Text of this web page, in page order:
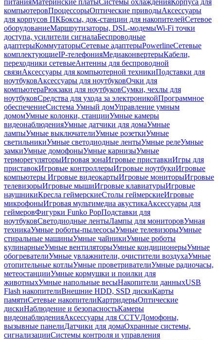
питанияМатеринские платыСистемы охлажденияКорпуса для
компьютеровПроцессорыОптические приводыАксессуары
для корпусов ПКБоксы, док-станции для накопителейСетевое
оборудованиеМаршрутизаторы, DSL-модемыWi-Fi точки
доступа, усилители сигналаБеспроводные
адаптерыКоммутаторыСетевые адаптерыPowerlineСетевые
комплектующиеIP-телефонияМедиаконвертерыКабели,
переходники сетевыеАнтенны для беспроводной
связиАксессуары для компьютерной техникиПодставки для
ноутбуковАксессуары для ноутбуковОчки для
компьютераРюкзаки для ноутбуковСумки, чехлы для
ноутбуковСредства для ухода за электроникойПрограммное
обеспечениеСистема Умный домУправление умным
домомУмные колонки, станцииУмные камеры
видеонаблюденияУмные датчики для домаУмные
лампыУмные выключателиУмные розеткиУмные
светильникиУмные светодиодные лентыУмные релеУмные
замкиУмные домофоныУмные карнизыУмные
терморегуляторыИгровая зонаИгровые приставкиИгры для
приставокИгровые контроллерыИгровые ноутбукиИгровые
компьютеры Игровые видеокартыИгровые мониторыИгровые
телевизорыИгровые мышиИгровые клавиатурыИгровые
наушникиКресла геймерскиеСтолы геймерскиеИгровые
микрофоныИгровая мультимедиа акустикаАксессуары для
геймеровФигурки Funko PopПодставки для
ноутбуковСветодиодные лентыЛампы для мониторовУмная
техникаУмные роботы-пылесосыУмные телевизорыУмные
стиральные машиныУмные чайникиУмные роботы
кулинарныеУмные вентиляторыУмные кондиционерыУмные
обогревателиУмные увлажнители, очистители воздухаУмные
отопительные котлыУмные проветривателиУмные радиочасы,
метеостанцииУмные кормушки и поилки для
животныхУмные напольные весыНакопители данныхUSB
Flash накопителиВнешние HDD, SSD дискиКарты
памятиСетевые накопителиКартридерыОптические
дискиНаблюдение и безопасностьКамеры
видеонаблюденияАксессуары для CCTVДомофоны,
вызывные панелиДатчики для домаОхранные системы,
сигнализацииСистемы контроля и управления